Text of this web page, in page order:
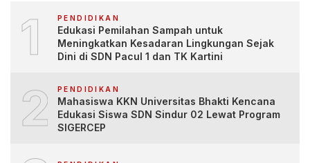
1 PENDIDIKAN
Edukasi Pemilahan Sampah untuk
Meningkatkan Kesadaran Lingkungan Sejak
Dini di SDN Pacul 1 dan TK Kartini
2 PENDIDIKAN
Mahasiswa KKN Universitas Bhakti Kencana
Edukasi Siswa SDN Sindur 02 Lewat Program
SIGERCEP